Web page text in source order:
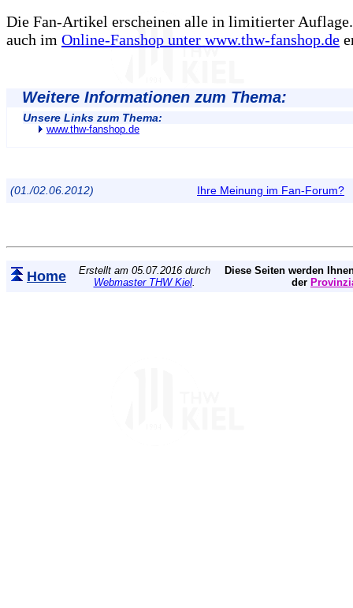
Die Fan-Artikel erscheinen alle in limitierter
auch im Online-Fanshop unter www.thw-fanshop.de
Weitere Informationen zum Thema:
Unsere Links zum Thema:
www.thw-fanshop.de
(01./02.06.2012) Ihre Meinung im Fan-Forum?
Home
Erstellt am 05.07.2016 durch
Webmaster THW Kiel.
Diese Seiten werden
der